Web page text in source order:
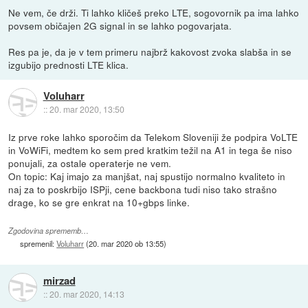
Ne vem, če drži. Ti lahko kličeš preko LTE, sogovornik pa ima lahko
povsem običajen 2G signal in se lahko pogovarjata.
Res pa je, da je v tem primeru najbrž kakovost zvoka slabša in se
izgubijo prednosti LTE klica.
Voluharr
::20. mar 2020, 13:50
Iz prve roke lahko sporočim da Telekom Sloveniji že podpira VoLTE
in VoWiFi, medtem ko sem pred kratkim težil na A1 in tega še niso
ponujali, za ostale operaterje ne vem.
On topic: Kaj imajo za manjšat, naj spustijo normalno kvaliteto in
naj za to poskrbijo ISPji, cene backbona tudi niso tako strašno
drage, ko se gre enkrat na 10+gbps linke.
Zgodovina sprememb…
spremenil:Voluharr(20. mar 2020 ob 13:55)
mirzad
::20. mar 2020, 14:13